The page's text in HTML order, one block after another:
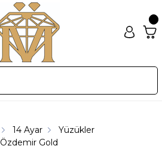
14 Ayar
Yüzükler
Özdemir Gold